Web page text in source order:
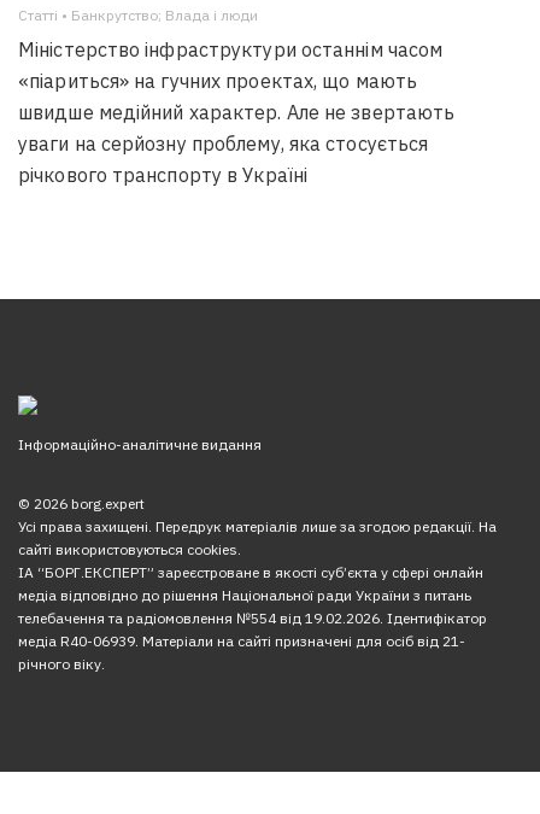
Статті • Банкрутство; Влада i люди
Міністерство інфраструктури останнім часом
«піариться» на гучних проектах, що мають
швидше медійний характер. Але не звертають
уваги на серйозну проблему, яка стосується
річкового транспорту в Україні
Інформаційно-аналітичне видання
© 2026 borg.expert
Усі права захищені. Передрук матеріалів лише за згодою редакції. На
сайті використовуються cookies.
ІА “БОРГ.ЕКСПЕРТ” зареєстроване в якості суб’єкта у сфері онлайн
медіа відповідно до рішення Національної ради України з питань
телебачення та радіомовлення №554 від 19.02.2026. Ідентифікатор
медіа R40-06939. Матеріали на сайті призначені для осіб від 21-
річного віку.